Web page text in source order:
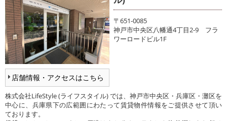
店舗情報・アクセスはこちら
〒651-0085
神戸市中央区八幡通4丁目2-9 フラ
ワーロードビル1F
株式会社LifeStyle (ライフスタイル) では、神戸市中央区・兵庫区・灘区を
中心に、兵庫県下の広範囲にわたって賃貸物件情報をご提供させて頂い
ております。